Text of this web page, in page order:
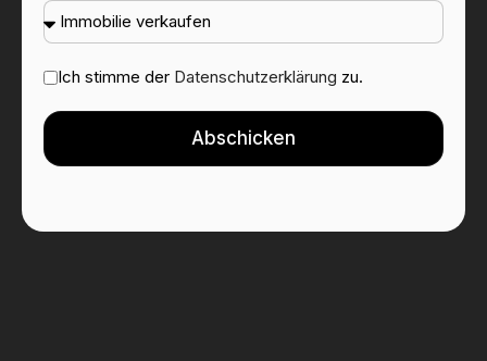
Ich stimme der Datenschutzerklärung zu.
Abschicken